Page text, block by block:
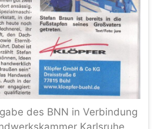
des BNN in Verbindung